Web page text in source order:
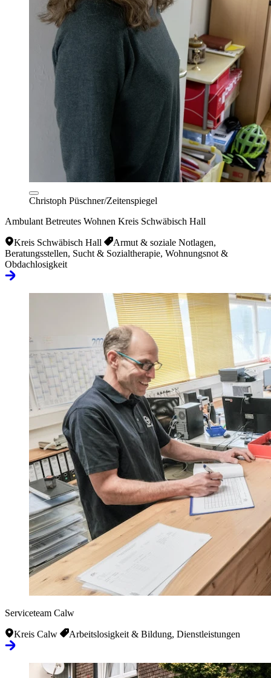
Christoph Püschner/Zeitenspiegel
Ambulant Betreutes Wohnen Kreis Schwäbisch Hall
Kreis Schwäbisch Hall
Armut & soziale Notlagen,
Beratungsstellen, Sucht & Sozialtherapie, Wohnungsnot &
Obdachlosigkeit
Serviceteam Calw
Kreis Calw Arbeitslosigkeit & Bildung, Dienstleistungen